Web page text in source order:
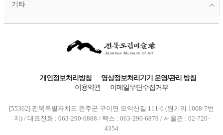
기타
개인정보처리방침
영상정보처리기기 운영/관리 방침
이용약관
이메일무단수집거부
[55362] 전북특별자치도 완주군 구이면 모악산길 111-6 (원기리 1068-7번
지) / 대표전화 : 063-290-6888 / 팩스 : 063-290-6879 / 서울관 : 02-720-
4354